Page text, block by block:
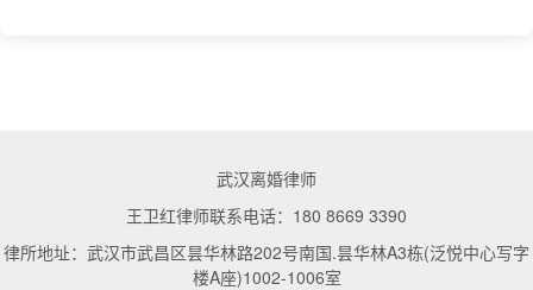
武汉离婚律师
王卫红律师联系电话：180 8669 3390
律所地址：武汉市武昌区昙华林路202号南国.昙华林A3栋(泛悦中心写字
楼A座)1002-1006室